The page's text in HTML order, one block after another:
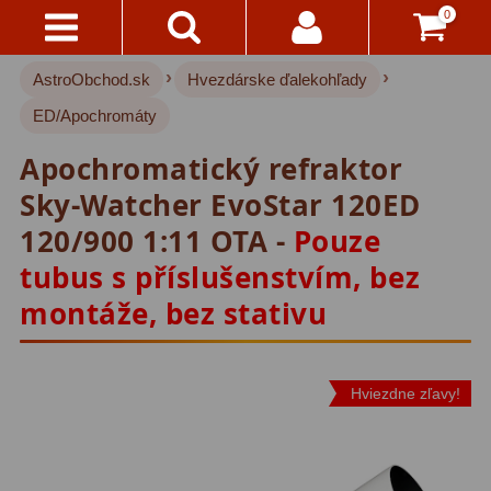
0
Kontakty
A
Platba
Všetko
O
Vrátenie
Akce!
Pre deti
Pre začiatočníkov38
Šošovkové27
Zrkadlové45
AstroObchod.sk › Hvezdárske ďalekohľady ›
ED/Apochromáty
Hviezdne zľavy!
Apochromatický refraktor
Sky-Watcher EvoStar 120ED
120/900 1:11 OTA - Pouze
tubus s příslušenstvím, bez
montáže, bez stativu